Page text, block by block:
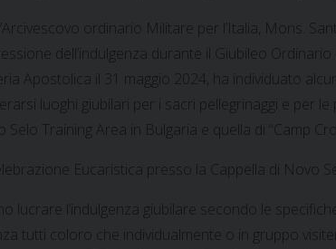
ordinario Militare per l’Italia, Mons.
dell’indulgenza durante il Giubileo
Apostolica il 31 maggio 2024, ha individuato
luoghi giubilari per i sacri pellegrinaggi e per
Selo Training Area in Bulgaria e quella di “Camp
Eucaristica presso la Cappella di Novo
lucrare l’indulgenza giubilare secondo le
tutti coloro che individualmente o in gruppo